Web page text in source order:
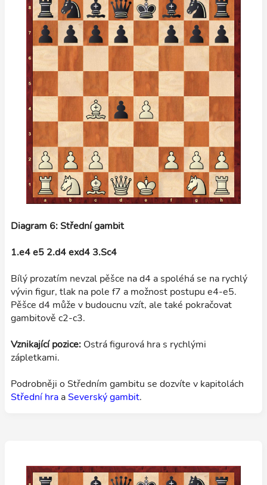
Diagram 6: Střední gambit
1.e4 e5 2.d4 exd4 3.Sc4
Bílý prozatím nevzal pěšce na d4 a spoléhá se na rychlý
vývin figur, tlak na pole f7 a možnost postupu e4-e5.
Pěšce d4 může v budoucnu vzít, ale také pokračovat
gambitově c2-c3.
Vznikající pozice: Ostrá figurová hra s rychlými
zápletkami.
Podrobněji o Středním gambitu se dozvíte v kapitolách
Střední hraaSeverský gambit.